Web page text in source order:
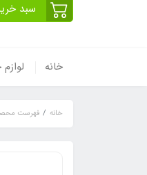
سبد
خانه
خانه فهرست